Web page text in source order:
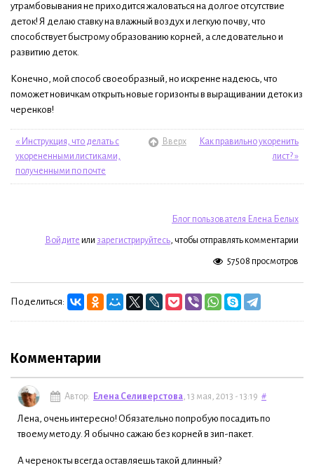
утрамбовывания не приходится жаловаться на долгое отсутствие
деток! Я делаю ставку на влажный воздух и легкую почву, что
способствует быстрому образованию корней, а следовательно и
развитию деток.
Конечно, мой способ своеобразный, но искренне надеюсь, что
поможет новичкам открыть новые горизонты в выращивании деток из
черенков!
« Инструкция, что делать с
укорененными листиками,
полученными по почте
Вверх
Как правильно укоренить
лист? »
Блог пользователя Елена Белых
Войдите или зарегистрируйтесь, чтобы отправлять комментарии
57508 просмотров
Поделиться:
Комментарии
Автор: Елена Селиверстова, 13 мая, 2013 - 13:19 #
Лена, очень интересно! Обязательно попробую посадить по
твоему методу. Я обычно сажаю без корней в зип-пакет.
А черенок ты всегда оставляешь такой длинный?